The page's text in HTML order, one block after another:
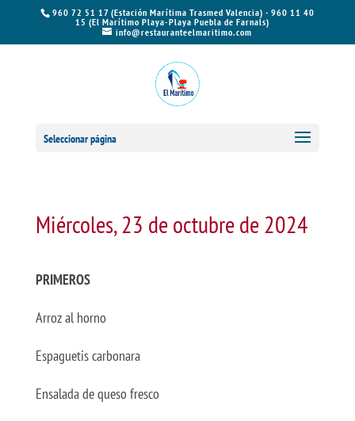
960 72 51 17 (Estación Marítima Trasmed Valencia) - 960 11 40
15 (El Marítimo Playa-Playa Puebla de Farnals)
info@restauranteelmaritimo.com
Seleccionar página
Miércoles, 23 de octubre de 2024
PRIMEROS
Arroz al horno
Espaguetis carbonara
Ensalada de queso fresco